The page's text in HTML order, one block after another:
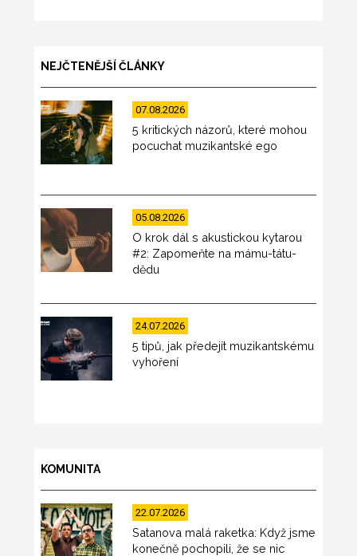
NEJČTENĚJŠÍ ČLÁNKY
07.08.2026
5 kritických názorů, které mohou
pocuchat muzikantské ego
05.08.2026
O krok dál s akustickou kytarou
#2: Zapomeňte na mámu-tátu-
dědu
24.07.2026
5 tipů, jak předejít muzikantskému
vyhoření
KOMUNITA
22.07.2026
Satanova malá raketka: Když jsme
konečně pochopili, že se nic